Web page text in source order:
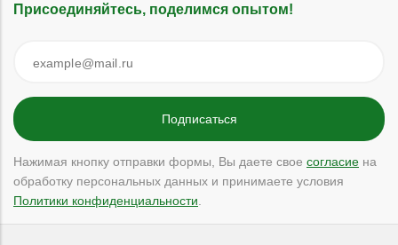
Присоединяйтесь, поделимся опытом!
Нажимая кнопку отправки формы, Вы даете свое согласие на
обработку персональных данных и принимаете условия
Политики конфиденциальности